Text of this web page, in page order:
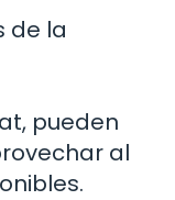
de la
pueden
al